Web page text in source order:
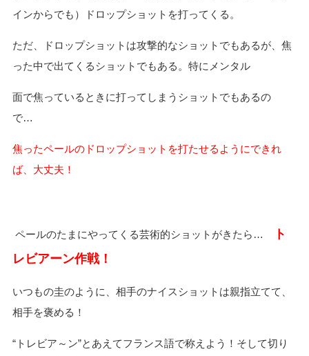
インからでも）ドロップショットを打ってくる。
ただ、ドロップショットは攻撃的なショットでもあるが、焦
った中で出てくるショットでもある。特にメンタル
面で焦っているときに打ってしまうショットでもあるの
で…
焦ったペールのドロップショットを打たせるようにできれ
ば、大丈夫！
ペールのたまにやってくる芸術的ショットがきたら…
ト
レビアーン作戦！
いつもの圭のように、相手のナイスショットは親指立てて、
相手を褒める！
“トレビア～ン”とあえてフランス語で称えよう！そして切り